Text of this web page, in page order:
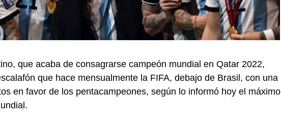
que acaba de consagrarse campeón mundial en Qatar 2022,
que hace mensualmente la FIFA, debajo de Brasil, con una
en favor de los pentacampeones, según lo informó hoy el máximo